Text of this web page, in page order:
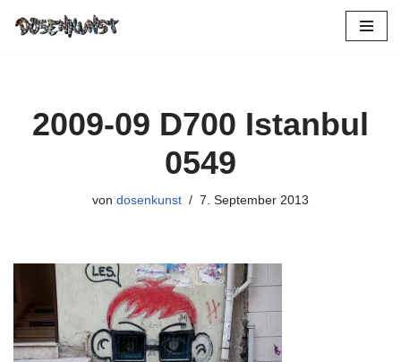
2009-09 D700 Istanbul
0549
von dosenkunst 7. September 2013